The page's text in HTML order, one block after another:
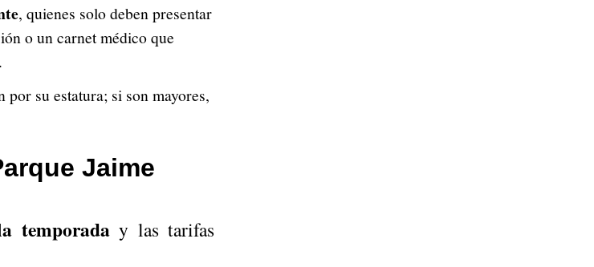
, quienes solo deben presentar
o un carnet médico que
por su estatura; si son mayores,
Jaime
temporaday las tarifas